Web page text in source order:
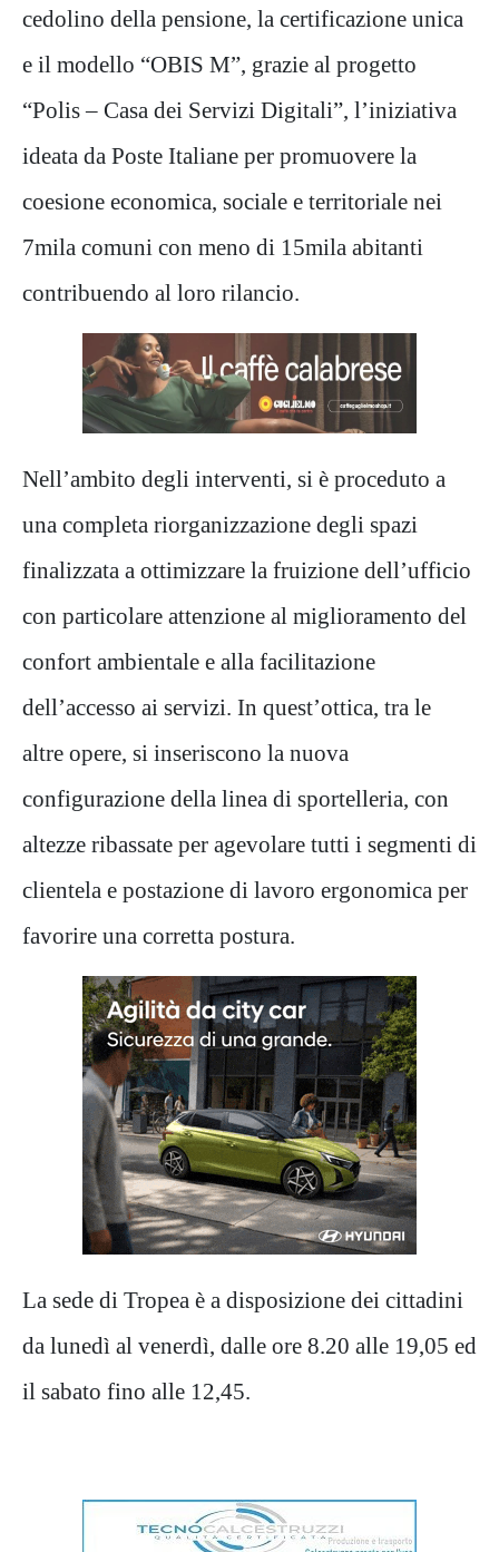
cedolino della pensione, la certificazione unica
e il modello “OBIS M”, grazie al progetto
“Polis – Casa dei Servizi Digitali”, l’iniziativa
ideata da Poste Italiane per promuovere la
coesione economica, sociale e territoriale nei
7mila comuni con meno di 15mila abitanti
contribuendo al loro rilancio.
Nell’ambito degli interventi, si è proceduto a
una completa riorganizzazione degli spazi
finalizzata a ottimizzare la fruizione dell’ufficio
con particolare attenzione al miglioramento del
confort ambientale e alla facilitazione
dell’accesso ai servizi. In quest’ottica, tra le
altre opere, si inseriscono la nuova
configurazione della linea di sportelleria, con
altezze ribassate per agevolare tutti i segmenti di
clientela e postazione di lavoro ergonomica per
favorire una corretta postura.
La sede di Tropea è a disposizione dei cittadini
da lunedì al venerdì, dalle ore 8.20 alle 19,05 ed
il sabato fino alle 12,45.